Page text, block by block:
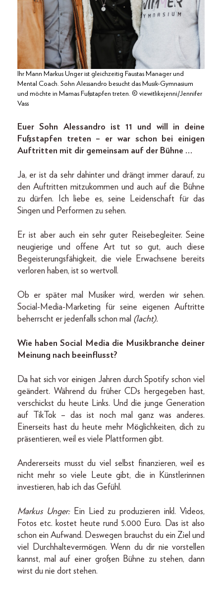
Ihr Mann Markus Unger ist gleichzeitig Faustas Manager und
Mental Coach. Sohn Alessandro besucht das Musik-Gymnasium
und möchte in Mamas Fußstapfen treten. © viewitlikejenni/Jennifer
Vass
Euer Sohn Alessandro ist 11 und will in deine
Fußstapfen treten – er war schon bei einigen
Auftritten mit dir gemeinsam auf der Bühne …
Ja, er ist da sehr dahinter und drängt immer darauf, zu
den Auftritten mitzukommen und auch auf die Bühne
zu dürfen. Ich liebe es, seine Leidenschaft für das
Singen und Performen zu sehen.
Er ist aber auch ein sehr guter Reisebegleiter. Seine
neugierige und offene Art tut so gut, auch diese
Begeisterungs­fähigkeit, die viele Erwachsene bereits
verloren haben, ist so wertvoll.
Ob er später mal Musiker wird, werden wir sehen.
Social-Media-Marketing für seine eigenen Auftritte
beherrscht er jedenfalls schon mal (lacht).
Wie haben Social Media die Musikbranche deiner
Meinung nach beeinflusst?
Da hat sich vor einigen Jahren durch Spotify schon viel
geändert. Während du früher CDs hergegeben hast,
verschickst du heute Links. Und die junge Generation
auf TikTok – das ist noch mal ganz was anderes.
Einerseits hast du heute mehr Möglichkeiten, dich zu
präsentieren, weil es viele Plattformen gibt.
Andererseits musst du viel selbst finanzieren, weil es
nicht mehr so viele Leute gibt, die in Künstlerinnen
investieren, hab ich das Gefühl.
Markus Unger: Ein Lied zu produzieren inkl. Videos,
Fotos etc. kostet heute rund 5.000 Euro. Das ist also
schon ein Aufwand. Deswegen brauchst du ein Ziel und
viel Durchhaltevermögen. Wenn du dir nie vorstellen
kannst, mal auf einer großen Bühne zu stehen, dann
wirst du nie dort stehen.